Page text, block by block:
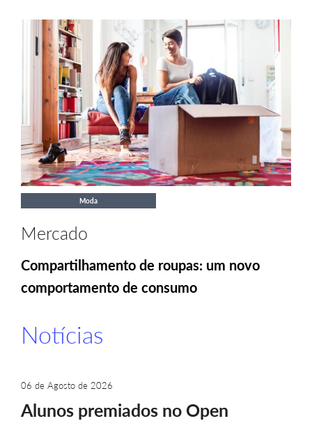
Moda
Mercado
Compartilhamento de roupas: um novo
comportamento de consumo
Notícias
06 de Agosto de 2026
Alunos premiados no Open